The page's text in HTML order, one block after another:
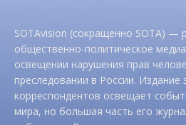
SOTAvision (сокращенно SOTA) —
общественно-политическое
освещении нарушения прав
преследовании в России. Издание
корреспондентов освещает
мира, но большая часть его